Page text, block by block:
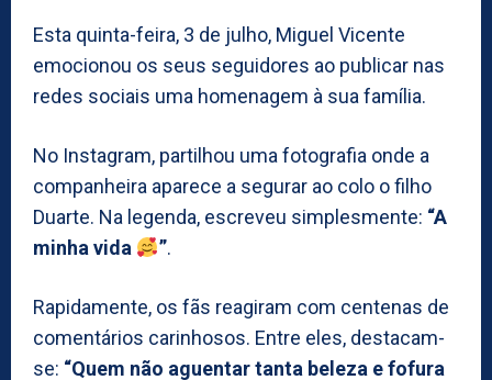
Esta quinta-feira, 3 de julho, Miguel Vicente
emocionou os seus seguidores ao publicar nas
redes sociais uma homenagem à sua família.
No Instagram, partilhou uma fotografia onde a
companheira aparece a segurar ao colo o filho
Duarte. Na legenda, escreveu simplesmente: “A
minha vida
”.
Rapidamente, os fãs reagiram com centenas de
comentários carinhosos. Entre eles, destacam-
se: “Quem não aguentar tanta beleza e fofura